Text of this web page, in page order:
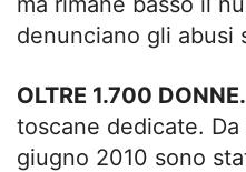
denunciano gli abusi
OLTRE 1.700 DONNE.
toscane dedicate.
giugno 2010 sono